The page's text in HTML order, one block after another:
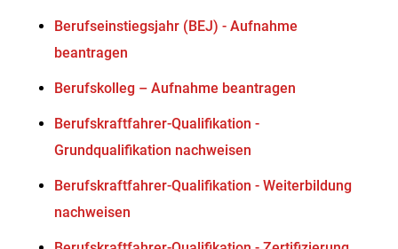
Berufseinstiegsjahr (BEJ) - Aufnahme
beantragen
Berufskolleg – Aufnahme beantragen
Berufskraftfahrer-Qualifikation -
Grundqualifikation nachweisen
Berufskraftfahrer-Qualifikation - Weiterbildung
nachweisen